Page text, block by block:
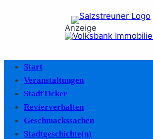
Anzeige
Start
Veranstaltungen
StadtTicker
Revierverhalten
Geschmackssachen
Stadtgeschichte(n)